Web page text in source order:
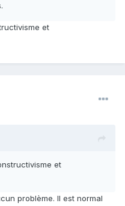
et
et
problème. Il est normal